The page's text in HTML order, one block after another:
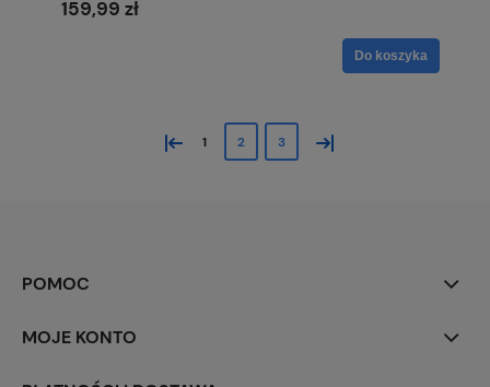
159,99 zł
Do koszyka
« 1 2 3 »
POMOC
MOJE KONTO